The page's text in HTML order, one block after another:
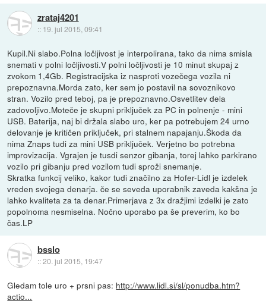
zrataj4201
:: 19. jul 2015, 09:41
Kupil.Ni slabo.Polna ločljivost je interpolirana, tako da nima smisla
snemati v polni ločljivosti.V polni ločljivosti je 10 minut skupaj z
zvokom 1,4Gb. Registracijska iz nasproti vozečega vozila ni
prepoznavna.Morda zato, ker sem jo postavil na sovoznikovo
stran. Vozilo pred teboj, pa je prepoznavno.Osvetlitev dela
zadovoljivo.Moteče je skupni priključek za PC in polnenje - mini
USB. Baterija, naj bi držala slabo uro, ker pa potrebujem 24 urno
delovanje je kritičen priključek, pri stalnem napajanju.Škoda da
nima Znaps tudi za mini USB priključek. Verjetno bo potrebna
improvizacija. Vgrajen je tusdi senzor gibanja, torej lahko parkirano
vozilo pri gibanju pred vozilom tudi sproži snemanje.
Skratka funkcij veliko, kakor tudi značilno za Hofer-Lidl je izdelek
vreden svojega denarja. če se seveda uporabnik zaveda kakšna je
lahko kvaliteta za ta denar.Primerjava z 3x dražjimi izdelki je zato
popolnoma nesmiselna. Nočno uporabo pa še preverim, ko bo
čas.LP
bsslo
::20. jul 2015, 19:47
Gledam tole uro + prsni pas: http://www.lidl.si/sl/ponudba.htm?
actio...